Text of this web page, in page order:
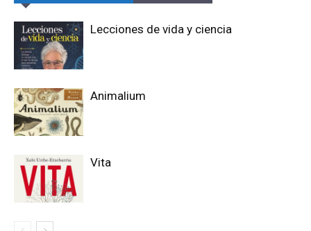
Lecciones de vida y ciencia
Animalium
Vita